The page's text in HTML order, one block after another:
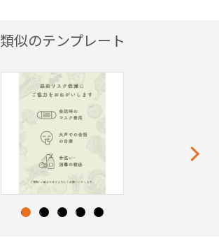
類似のテンプレート
Next
1 2 3 4 5